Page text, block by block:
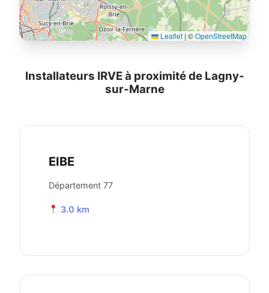
Leaflet | ©OpenStreetMap
Installateurs IRVE à proximité de Lagny-
sur-Marne
EIBE
Département 77
3.0 km